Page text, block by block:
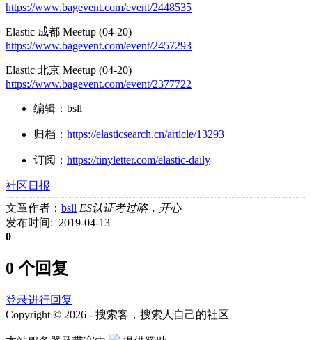
https://www.bagevent.com/event/2448535
Elastic 成都 Meetup (04-20)
https://www.bagevent.com/event/2457293
Elastic 北京 Meetup (04-20)
https://www.bagevent.com/event/2377722
编辑：bsll
归档： https://elasticsearch.cn/article/13293
订阅： https://tinyletter.com/elastic-daily
社区日报
文章作者： bsll ES认证考过咯，开心
发布时间: 2019-04-13
0
0 个回复
登录进行回复
Copyright © 2026 - 搜索客，搜索人自己的社区